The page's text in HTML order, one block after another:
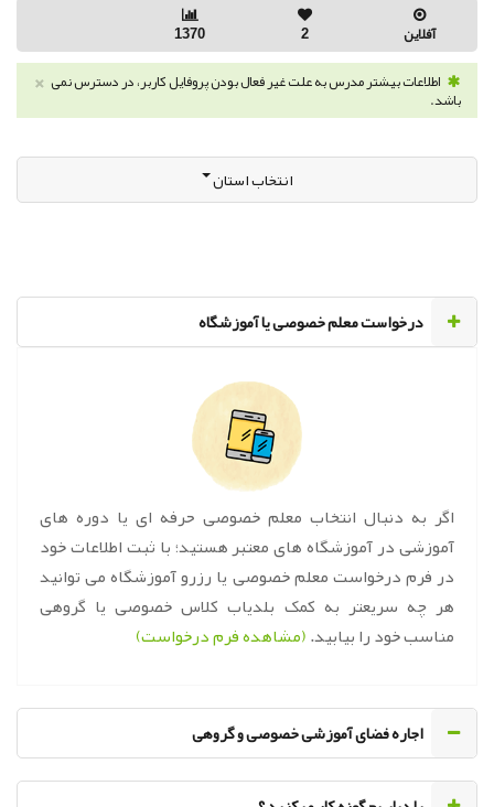
آفلاین 2
1370
× اطلاعات بیشتر مدرس به علت غیر فعال بودن پروفایل کاربر، در دسترس نمی
باشد.
انتخاب استان
‌درخواست معلم خصوصی یا آموزشگاه
اگر به دنبال انتخاب معلم خصوصی حرفه ای یا دوره های
آموزشی در آموزشگاه های معتبر هستید؛ با ثبت اطلاعات خود
در فرم درخواست معلم خصوصی یا رزرو آموزشگاه می توانید
هر چه سریعتر به کمک بلدیاب کلاس خصوصی یا گروهی
مناسب خود را بیابید.(مشاهده فرم درخواست)
اجاره فضای آموزشی خصوصی و گروهی